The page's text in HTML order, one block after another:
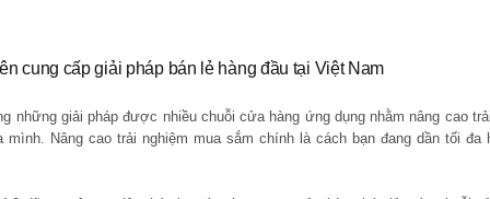
cung cấp giải pháp bán lẻ hàng đầu tại Việt Nam
những giải pháp được nhiều chuỗi cửa hàng ứng dụng nhằm nâng cao
mình. Nâng cao trải nghiệm mua sắm chính là cách bạn đang dần tối